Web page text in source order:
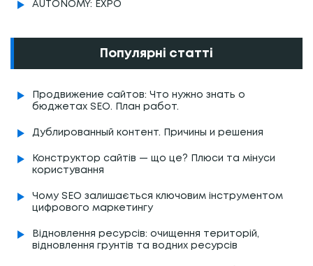
AUTONOMY: EXPO
Популярні статті
Продвижение сайтов: Что нужно знать о
бюджетах SEO. План работ.
Дублированный контент. Причины и решения
Конструктор сайтів — що це? Плюси та мінуси
користування
Чому SEO залишається ключовим інструментом
цифрового маркетингу
Відновлення ресурсів: очищення територій,
відновлення грунтів та водних ресурсів